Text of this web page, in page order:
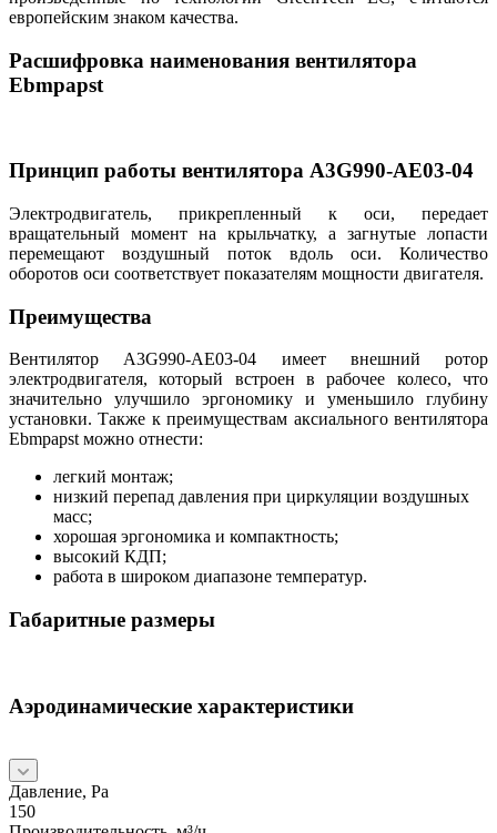
европейским знаком качества.
Расшифровка наименования вентилятора
Ebmpapst
Принцип работы вентилятора A3G990-AE03-04
Электродвигатель, прикрепленный к оси, передает
вращательный момент на крыльчатку, а загнутые лопасти
перемещают воздушный поток вдоль оси. Количество
оборотов оси соответствует показателям мощности двигателя.
Преимущества
Вентилятор A3G990-AE03-04 имеет внешний ротор
электродвигателя, который встроен в рабочее колесо, что
значительно улучшило эргономику и уменьшило глубину
установки. Также к преимуществам аксиального вентилятора
Ebmpapst можно отнести:
легкий монтаж;
низкий перепад давления при циркуляции воздушных
масс;
хорошая эргономика и компактность;
высокий КДП;
работа в широком диапазоне температур.
Габаритные размеры
Аэродинамические характеристики
Давление, Pa
150